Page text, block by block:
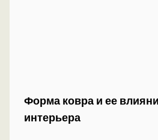
Форма ковра и ее
интерьера